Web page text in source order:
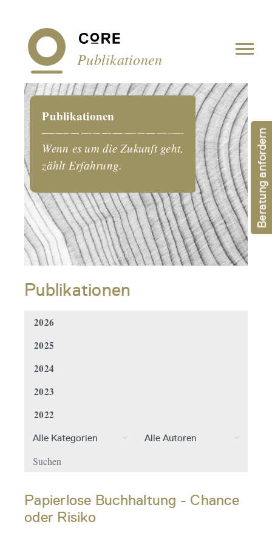
Publikationen
Publikationen
Wenn es um die Zukunft geht,
zählt Erfahrung.
Publikationen
2026
2025
2024
2023
2022
Papierlose Buchhaltung - Chance
oder Risiko
Beratung anfordern